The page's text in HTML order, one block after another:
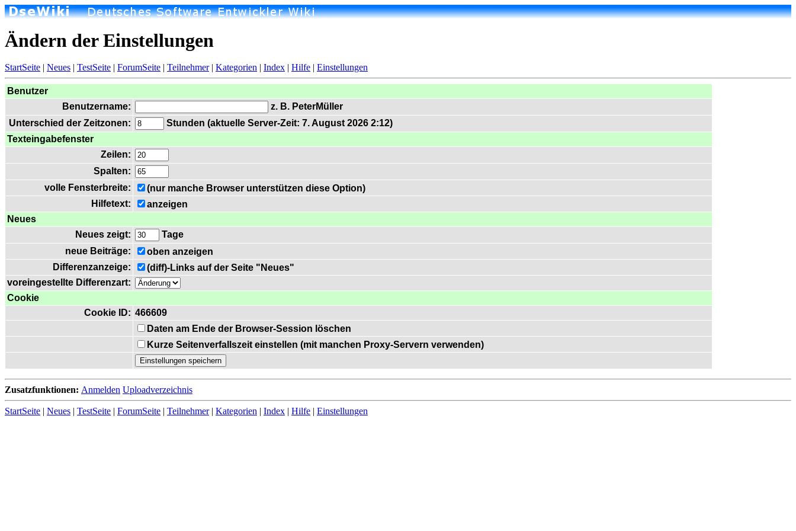
Ändern der Einstellungen
StartSeite | Neues | TestSeite | ForumSeite | Teilnehmer| Kategorien | Index | Hilfe | Einstellungen
Benutzer
Benutzername:
z. B. PeterMüller
Unterschied der Zeitzonen:
Stunden (aktuelle Server-Zeit: 7. August 2026 2:12)
Texteingabefenster
Zeilen:
Spalten:
volle Fensterbreite:
(nur manche Browser unterstützen diese Option)
Hilfetext:
anzeigen
Neues
Neues zeigt:
Tage
neue Beiträge:
oben anzeigen
Differenzanzeige:
(diff)-Links auf der Seite "Neues"
voreingestellte Differenzart:
Cookie
Cookie ID: 466609
Daten am Ende der Browser-Session löschen
Kurze Seitenverfallszeit einstellen (mit manchen Proxy-Servern verwenden)
Zusatzfunktionen: Anmelden Uploadverzeichnis
StartSeite | Neues | TestSeite | ForumSeite | Teilnehmer| Kategorien | Index | Hilfe | Einstellungen